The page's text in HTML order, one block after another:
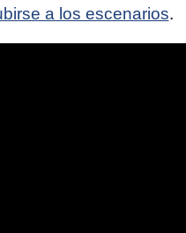
a los escenarios.